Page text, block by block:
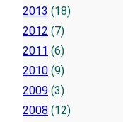
2013 (18)
2012 (7)
2011 (6)
2010 (9)
2009 (3)
2008 (12)